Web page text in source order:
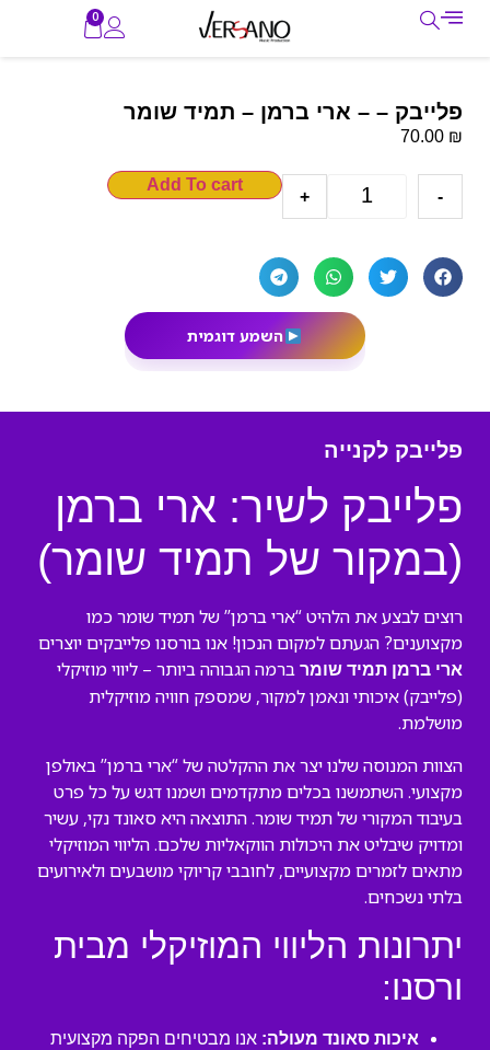
0
פלייבק – – ארי ברמן – תמיד שומר
70.00 ₪
-
+
Add To cart
השמע דוגמית
פלייבק לקנייה
פלייבק לשיר: ארי ברמן
(במקור של תמיד שומר)
רוצים לבצע את הלהיט “ארי ברמן” של תמיד שומר כמו
מקצוענים? הגעתם למקום הנכון! אנו בורסנו פלייבקים יוצרים
ארי ברמן תמיד שומר ברמה הגבוהה ביותר – ליווי מוזיקלי
(פלייבק) איכותי ונאמן למקור, שמספק חוויה מוזיקלית
מושלמת.
הצוות המנוסה שלנו יצר את ההקלטה של “ארי ברמן” באולפן
מקצועי. השתמשנו בכלים מתקדמים ושמנו דגש על כל פרט
בעיבוד המקורי של תמיד שומר. התוצאה היא סאונד נקי, עשיר
ומדויק שיבליט את היכולות הווקאליות שלכם. הליווי המוזיקלי
מתאים לזמרים מקצועיים, לחובבי קריוקי מושבעים ולאירועים
בלתי נשכחים.
יתרונות הליווי המוזיקלי מבית
ורסנו:
איכות סאונד מעולה: אנו מבטיחים הפקה מקצועית